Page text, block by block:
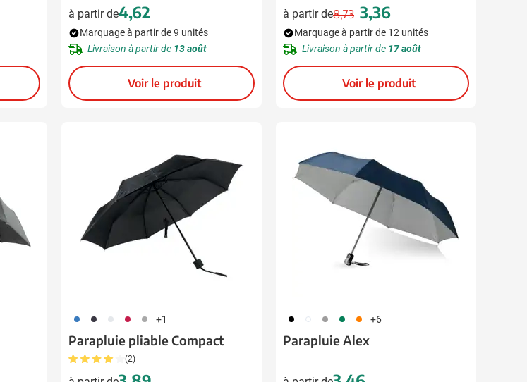
bois
à partir de4,62
Marquage à partir de 9 unités
Livraison à partir de 13 août
Voir le produit
à partir de
Prix normal
8,73 3,36
Marquage à partir de 12 unités
Livraison à partir de 17 août
Voir le produit
023 001 002 008 491 +1
Parapluie pliable Compact
(2)
001 002 003 004 007 +6
Parapluie Alex